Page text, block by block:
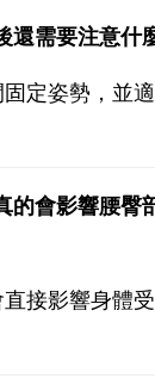
還需要注意什
定姿勢，並
的會影響腰臀
接影響身體